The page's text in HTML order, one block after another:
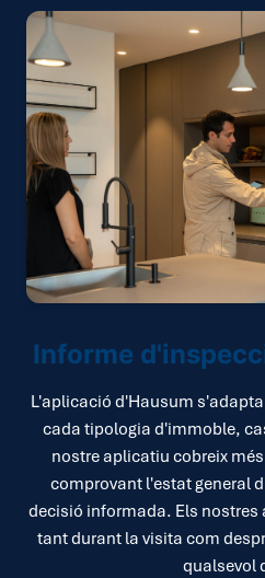
Informe
L'aplicació d'Hausum
cada tipologia d'immoble,
nostre aplicatiu cobreix
comprovant l'estat general
decisió informada. Els
tant durant la visita com
qualsevol